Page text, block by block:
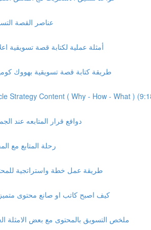
عناصر القصة
أمثلة عملية لكتابة قصة تسويقية اعلانية
طريقة كتابة قصة تسويقية بهووك كوميدي
Strategy Content ( Why - How - What )
دوافع قرار المتابعه عند
رحلة المتابع مع
طريقة عمل خطة واستراتجية للمحتوى
كيف اصبح كاتب او صانع محتوى متميز ؟؟
ملخص التسويق بالمحتوى مع بعض الامثلة